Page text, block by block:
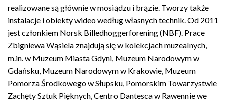
realizowane są głównie w mosiądzu i brązie. Tworzy także
instalacje i obiekty wideo według własnych technik. Od 2011
jest członkiem Norsk Billedhoggerforening (NBF). Prace
Zbigniewa Wąsiela znajdują się w kolekcjach muzealnych,
m.in. w Muzeum Miasta Gdyni, Muzeum Narodowym w
Gdańsku, Muzeum Narodowym w Krakowie, Muzeum
Pomorza Środkowego w Słupsku, Pomorskim Towarzystwie
Zachęty Sztuk Pięknych, Centro Dantesca w Rawennie we